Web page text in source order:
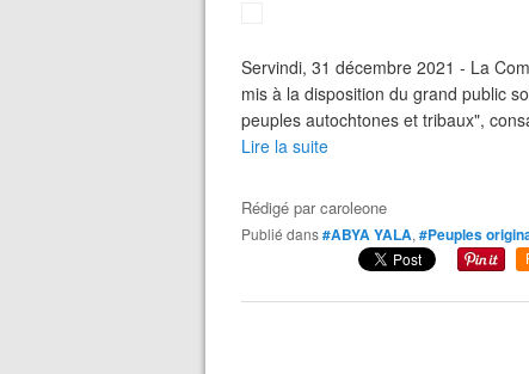
Servindi, 31 décembre 2021 - La
mis à la disposition du grand public
peuples autochtones et tribaux",
Lire la suite
Rédigé parcaroleone
Publié dans#ABYA YALA, #Peuples